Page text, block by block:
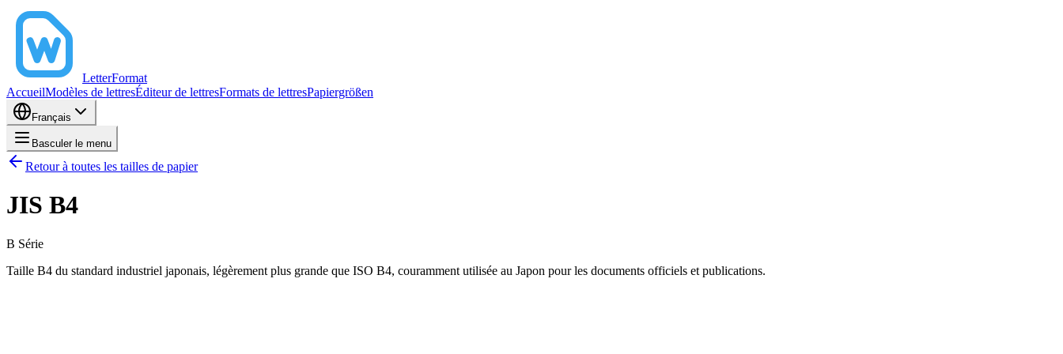
LetterFormat
AccueilModèles de lettresÉditeur de lettresFormats de lettresPapiergrößen
Français
Basculer le menu
Retour à toutes les tailles de papier
JIS B4
B Série
Taille B4 du standard industriel japonais, légèrement plus grande que ISO B4, couramment utilisée au Japon pour les documents officiels et publications.